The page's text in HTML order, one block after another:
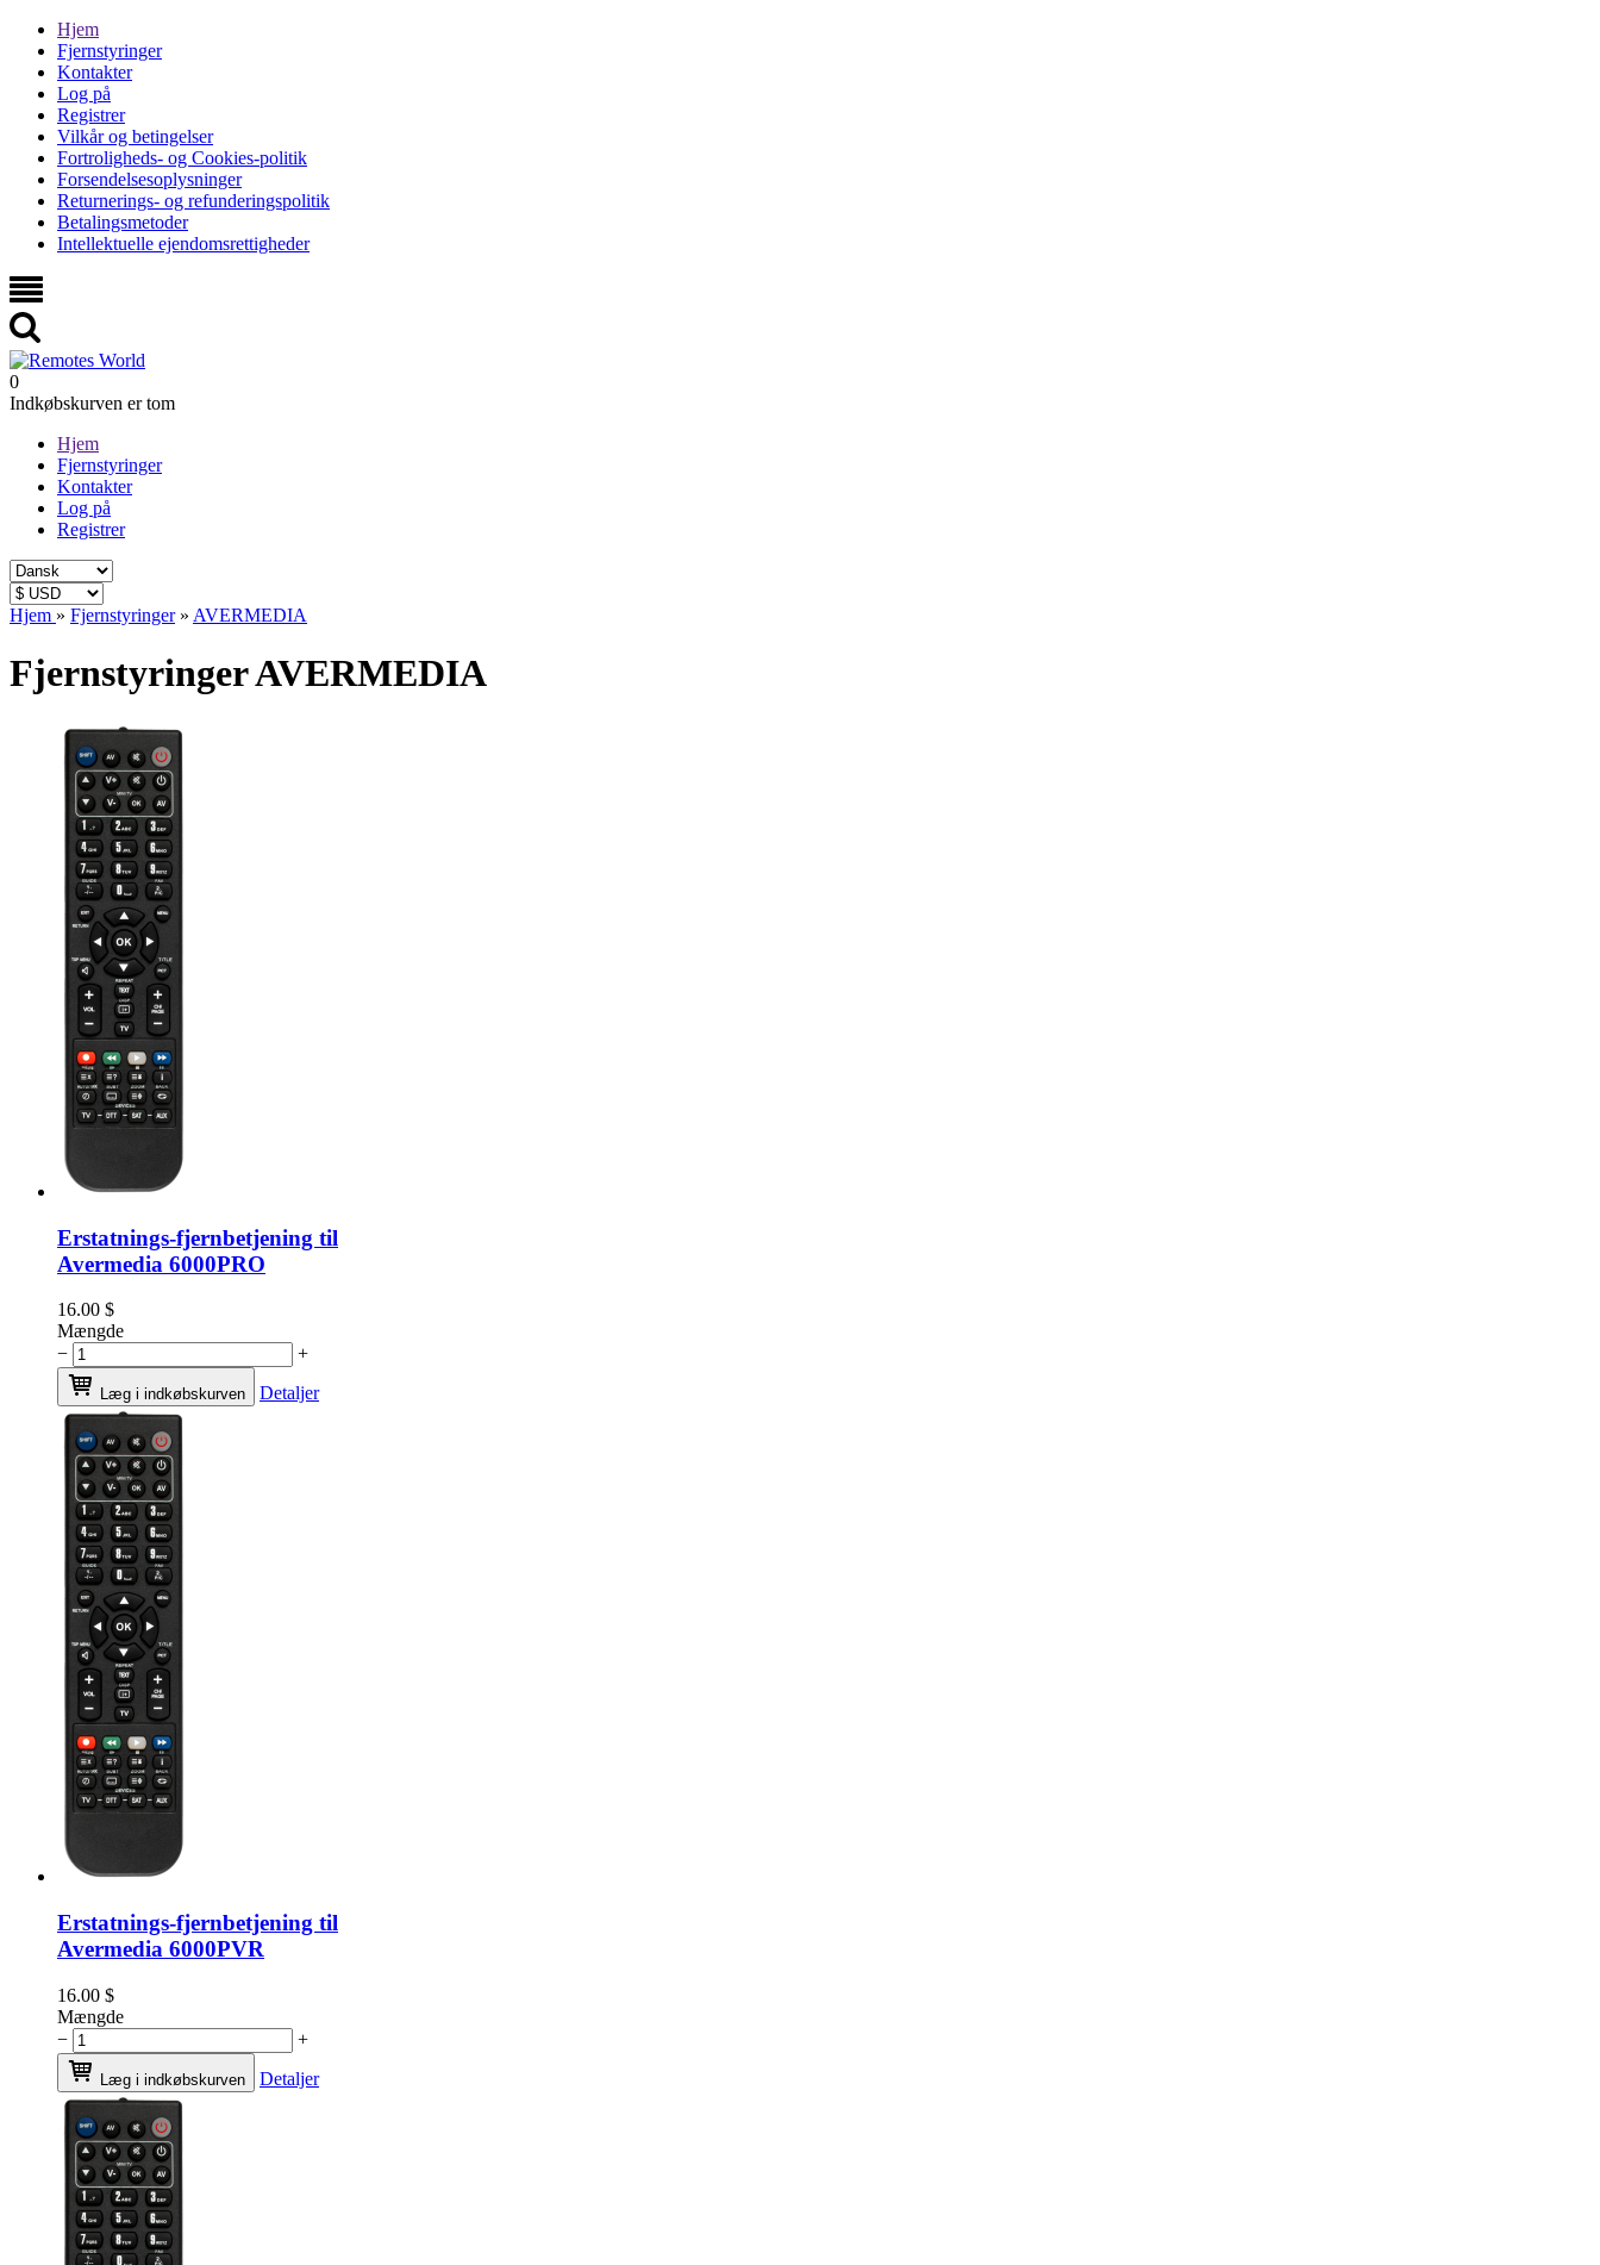
Hjem
Fjernstyringer
Kontakter
Log på
Registrer
Vilkår og betingelser
Fortroligheds- og Cookies-politik
Forsendelsesoplysninger
Returnerings- og refunderingspolitik
Betalingsmetoder
Intellektuelle ejendomsrettigheder
0
Indkøbskurven er tom
Hjem
Fjernstyringer
Kontakter
Log på
Registrer
Hjem » Fjernstyringer » AVERMEDIA
Fjernstyringer AVERMEDIA
Erstatnings-fjernbetjening til
Avermedia 6000PRO
16.00 $
Mængde
−
+
Læg i indkøbskurven Detaljer
Erstatnings-fjernbetjening til
Avermedia 6000PVR
16.00 $
Mængde
−
+
Læg i indkøbskurven Detaljer